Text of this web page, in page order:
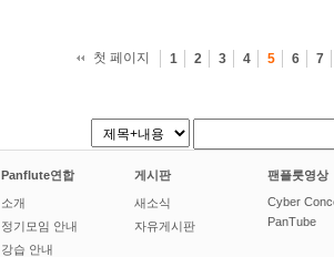
첫 페이지 1 2 3 4 5 6 7
Panflute연합
소개
정기모임 안내
강습 안내
게시판
새소식
자유게시판
팬플룻영상
Cyber
PanTube